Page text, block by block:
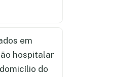
em
hospitalar
do